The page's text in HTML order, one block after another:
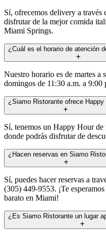
Sí, ofrecemos delivery a través
disfrutar de la mejor comida
Miami Springs.
¿Cuál es el horario de atención
Nuestro horario es de martes a
domingos de 11:30 a.m. a
¿Siamo Ristorante ofrece Happy
Sí, tenemos un Happy Hour de
donde podrás disfrutar de
¿Hacen reservas en Siamo
Sí, puedes hacer reservas a
(305) 449-9553. ¡Te
barato en Miami!
¿Es Siamo Ristorante un lugar